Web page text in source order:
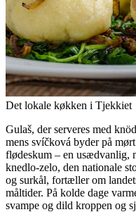
Det lokale køkken i Tjekkiet
Gulaš, der serveres med
mens svíčková byder på
flødeskum – en usædvanlig,
knedlo-zelo, den nationale
og surkål, fortæller om
måltider. På kolde dage
svampe og dild kroppen og